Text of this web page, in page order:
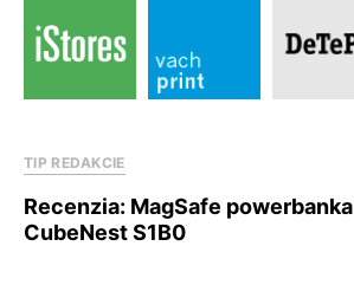
TIP REDAKCIE
Recenzia: MagSafe powerbanka
CubeNest S1B0